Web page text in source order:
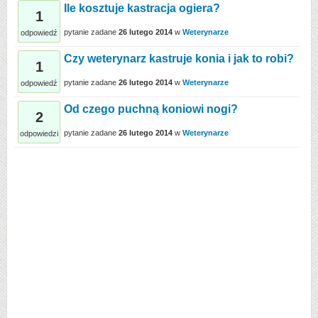
1
odpowiedź
Ile kosztuje kastracja ogiera?
pytanie zadane 26 lutego 2014 w Weterynarze
1
odpowiedź
Czy weterynarz kastruje konia i jak to robi?
pytanie zadane 26 lutego 2014 w Weterynarze
2
odpowiedzi
Od czego puchną koniowi nogi?
pytanie zadane 26 lutego 2014 w Weterynarze